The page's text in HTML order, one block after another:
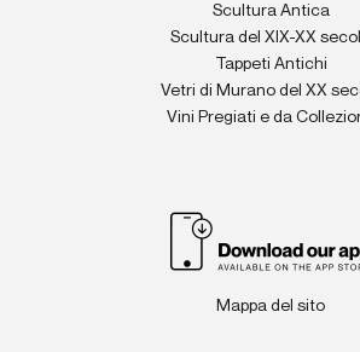
Scultura Antica
Scultura del XIX-XX
Tappeti Antichi
Vetri di Murano del XX
Vini Pregiati e da
Mappa del sito